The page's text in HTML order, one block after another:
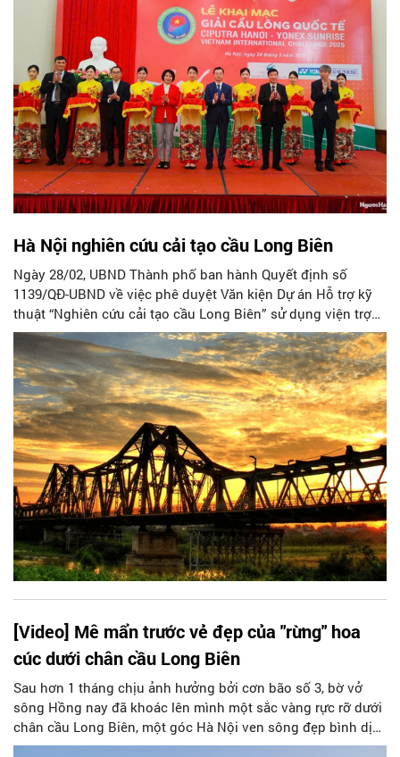
Hà Nội nghiên cứu cải tạo cầu Long Biên
Ngày 28/02, UBND Thành phố ban hành Quyết định số
1139/QĐ-UBND về việc phê duyệt Văn kiện Dự án Hỗ trợ kỹ
thuật “Nghiên cứu cải tạo cầu Long Biên” sử dụng viện trợ
không hoàn lại của Cơ quan kinh tế Đại sứ quán Pháp tại
Việt Nam thông qua Quỹ FASEP của Bộ Kinh tế và Tài chính
Pháp.
[Video] Mê mẩn trước vẻ đẹp của "rừng" hoa
cúc dưới chân cầu Long Biên
Sau hơn 1 tháng chịu ảnh hưởng bởi cơn bão số 3, bờ vở
sông Hồng nay đã khoác lên mình một sắc vàng rực rỡ dưới
chân cầu Long Biên, một góc Hà Nội ven sông đẹp bình dị
và thơ mộng. Công trình bến hoa này được thực hiện bằng